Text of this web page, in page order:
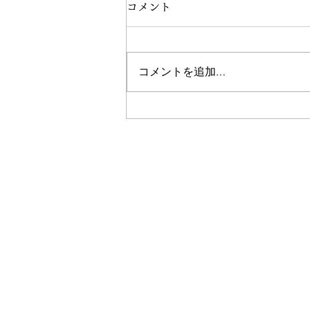
2ヶ月間のインターン修了し
コメント
コメントを追加…